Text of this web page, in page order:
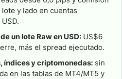
y lado en cuentas
un lote Raw en USD: US$6
más el spread ejecutado.
índices y criptomonedas: sin
en las tablas de MT4/MT5 y